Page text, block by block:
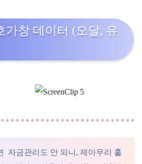
가창 데이터 (오달, 유
자금관리도 안 되니, 제아무리 훌